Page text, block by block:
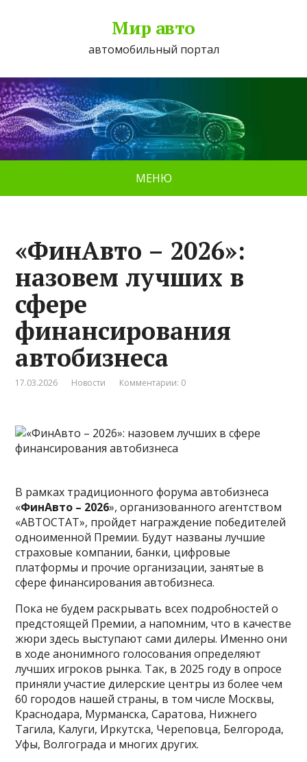
Мир авто
автомобильный портал
МЕНЮ
«ФинАвто – 2026»:
назовем лучших в
сфере
финансирования
автобизнеса
17.03.2026 Новости Комментарии: 0
В рамках традиционного форума автобизнеса
«ФинАвто – 2026», организованного агентством
«АВТОСТАТ», пройдет награждение победителей
одноименной Премии. Будут названы лучшие
страховые компании, банки, цифровые
платформы и прочие организации, занятые в
сфере финансирования автобизнеса.
Пока не будем раскрывать всех подробностей о
предстоящей Премии, а напомним, что в качестве
жюри здесь выступают сами дилеры. Именно они
в ходе анонимного голосования определяют
лучших игроков рынка. Так, в 2025 году в опросе
приняли участие дилерские центры из более чем
60 городов нашей страны, в том числе Москвы,
Краснодара, Мурманска, Саратова, Нижнего
Тагила, Калуги, Иркутска, Череповца, Белгорода,
Уфы, Волгограда и многих других.